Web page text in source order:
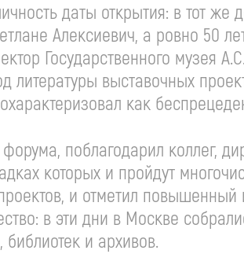
даты открытия: в тот же
Алексиевич, а ровно 50
Государственного музея
выставочных
как
поблагодарил коллег,
которых и пройдут
и отметил повышенный
в эти дни в Москве
и архивов.